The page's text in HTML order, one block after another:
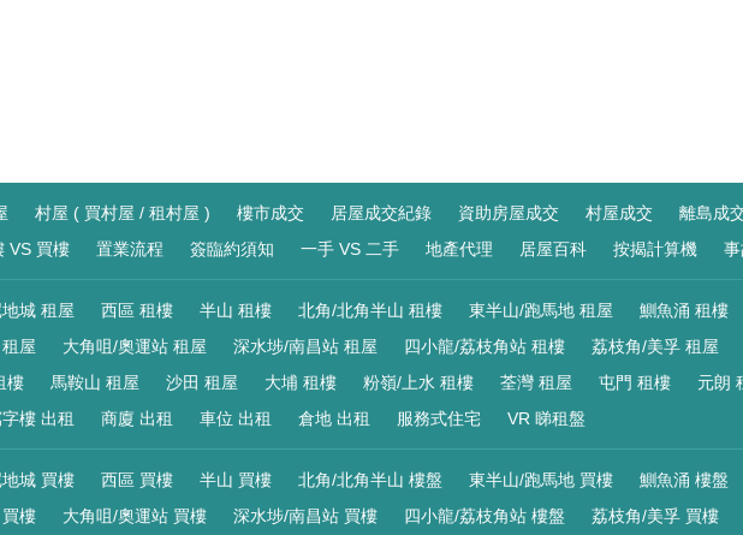
村屋 ( 買村屋 / 租村屋 ) 樓市成交 居屋成交紀錄 資助房屋成交 村屋成交 離島成
VS 買樓 置業流程 簽臨約須知 一手 VS 二手 地產代理 居屋百科 按揭計算機
城 租屋 西區 租樓 半山 租樓 北角/北角半山 租樓 東半山/跑馬地 租屋 鰂魚涌 租樓
屋 大角咀/奧運站 租屋 深水埗/南昌站 租屋 四小龍/荔枝角站 租樓 荔枝角/美孚 租屋
樓 馬鞍山 租屋 沙田 租屋 大埔 租樓 粉嶺/上水 租樓 荃灣 租屋 屯門 租樓 元朗
樓 出租 商廈 出租 車位 出租 倉地 出租 服務式住宅 VR 睇租盤
城 買樓 西區 買樓 半山 買樓 北角/北角半山 樓盤 東半山/跑馬地 買樓 鰂魚涌 樓盤
樓 大角咀/奧運站 買樓 深水埗/南昌站 買樓 四小龍/荔枝角站 樓盤 荔枝角/美孚 買樓